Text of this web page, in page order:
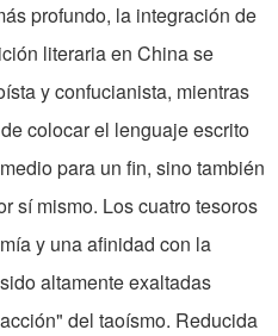
profundo, la integración de
literaria en China se
y confucianista, mientras
colocar el lenguaje escrito
para un fin, sino también
sí mismo. Los cuatro tesoros
y una afinidad con la
altamente exaltadas
del taoísmo. Reducida